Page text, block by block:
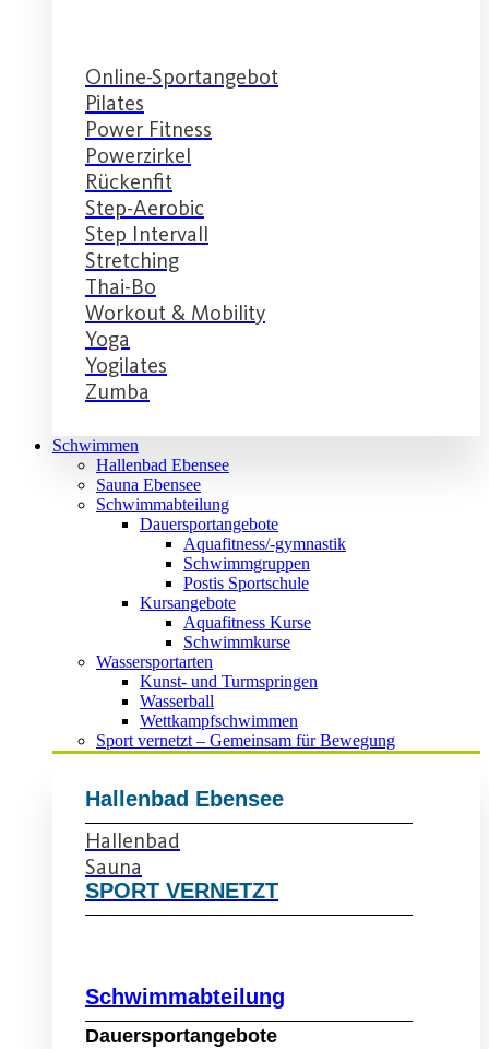
Online-Sportangebot
Pilates
Power Fitness
Powerzirkel
Rückenfit
Step-Aerobic
Step Intervall
Stretching
Thai-Bo
Workout & Mobility
Yoga
Yogilates
Zumba
Schwimmen
Hallenbad Ebensee
Sauna Ebensee
Schwimmabteilung
Dauersportangebote
Aquafitness/-gymnastik
Schwimmgruppen
Postis Sportschule
Kursangebote
Aquafitness Kurse
Schwimmkurse
Wassersportarten
Kunst- und Turmspringen
Wasserball
Wettkampfschwimmen
Sport vernetzt – Gemeinsam für Bewegung
Hallenbad Ebensee
Hallenbad
Sauna
SPORT VERNETZT
Schwimmabteilung
Dauersportangebote